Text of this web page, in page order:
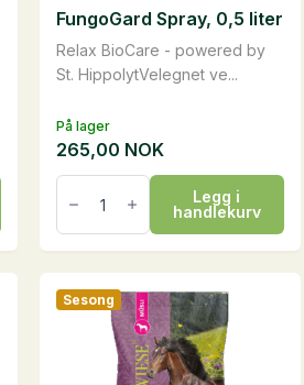
På lager
Relax BioCare - powered by
St. HippolytVelegnet ve...
FungoGard Spray, 0,5 liter
265,00 NOK
FungoGard
Spray,
liter
antall
Legg i
handlekurv
Sesong